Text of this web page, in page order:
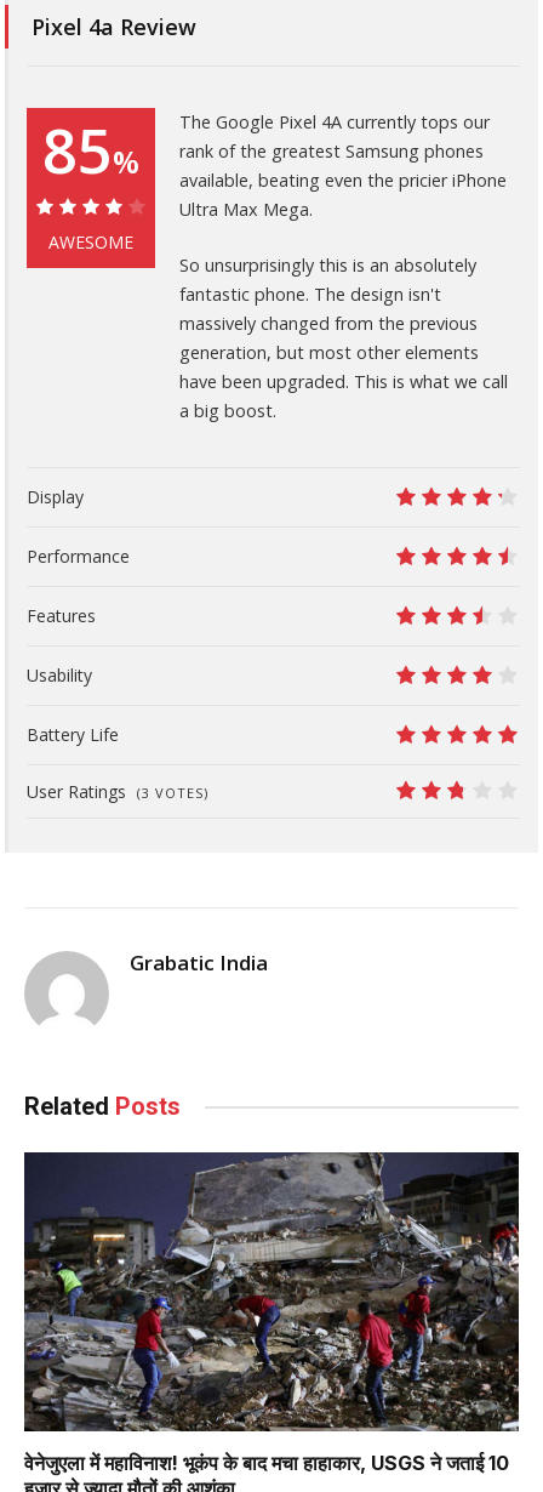
Pixel 4a Review
85%
85%
AWESOME
The Google Pixel 4A currently tops our
rank of the greatest Samsung phones
available, beating even the pricier iPhone
Ultra Max Mega.
So unsurprisingly this is an absolutely
fantastic phone. The design isn't
massively changed from the previous
generation, but most other elements
have been upgraded. This is what we call
a big boost.
Display
Performance
Features
Usability
Battery Life
User Ratings (3 VOTES)
Grabatic India
Related Posts
वेनेजुएला में महाविनाश! भूकंप के बाद मचा हाहाकार, USGS ने जताई 10